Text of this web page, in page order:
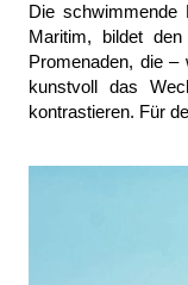
Die schwimmende
Maritim, bildet
Promenaden, die
kunstvoll das
kontrastieren. Für